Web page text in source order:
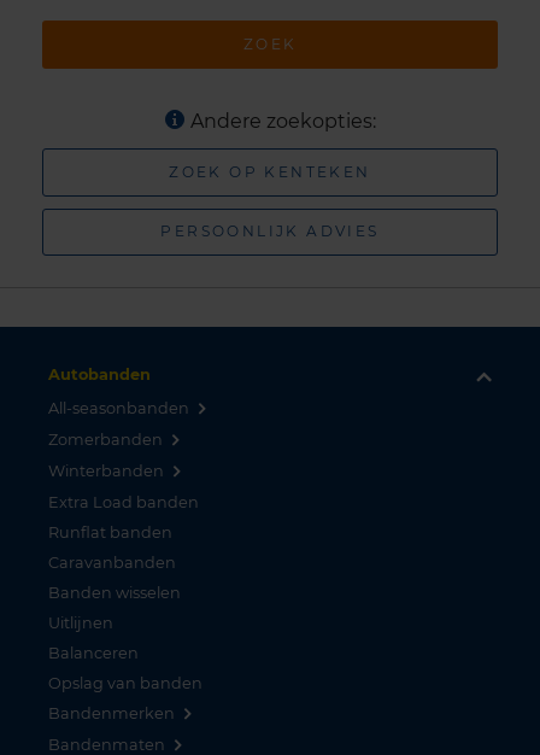
ZOEK
Andere zoekopties:
ZOEK OP KENTEKEN
PERSOONLIJK ADVIES
Autobanden
All-seasonbanden
Zomerbanden
Winterbanden
Extra Load banden
Runflat banden
Caravanbanden
Banden wisselen
Uitlijnen
Balanceren
Opslag van banden
Bandenmerken
Bandenmaten